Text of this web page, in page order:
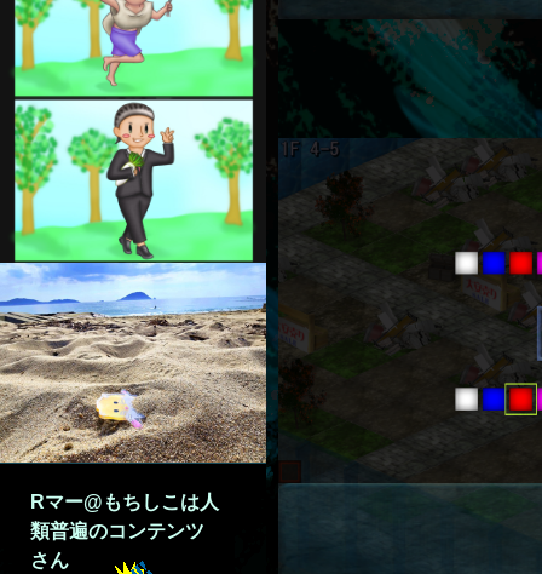
Rマー@もちしこは人
類普遍のコンテンツ
さん